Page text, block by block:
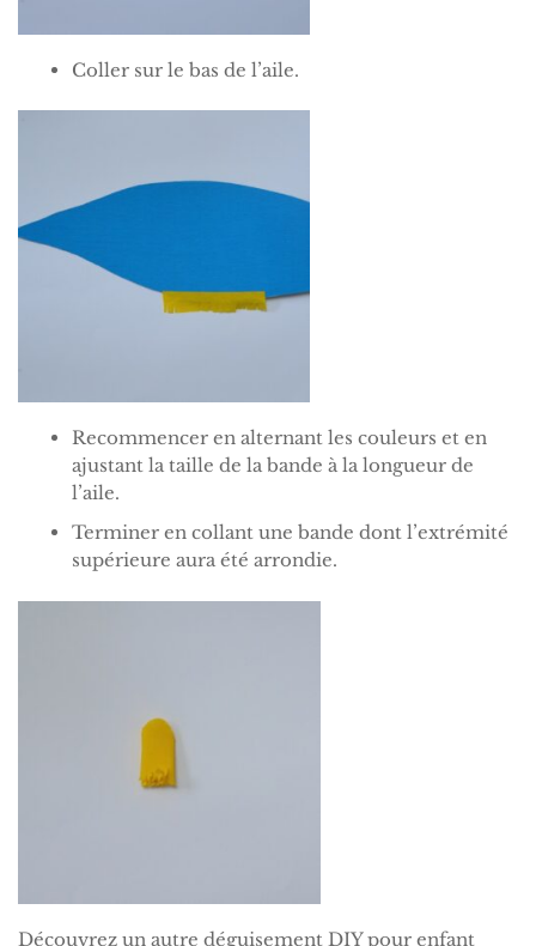
Coller sur le bas de l’aile.
Recommencer en alternant les couleurs et en
ajustant la taille de la bande à la longueur de
l’aile.
Terminer en collant une bande dont l’extrémité
supérieure aura été arrondie.
Découvrez un autre déguisement DIY pour enfant